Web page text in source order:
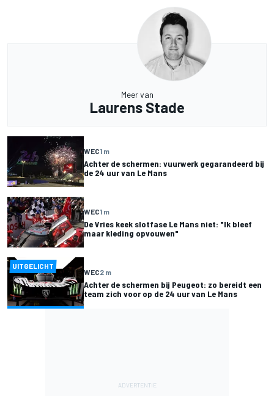
Meer van
Laurens Stade
WEC1 m
Achter de schermen: vuurwerk gegarandeerd bij
de 24 uur van Le Mans
WEC1 m
De Vries keek slotfase Le Mans niet: "Ik bleef
maar kleding opvouwen"
UITGELICHT
WEC2 m
Achter de schermen bij Peugeot: zo bereidt een
team zich voor op de 24 uur van Le Mans